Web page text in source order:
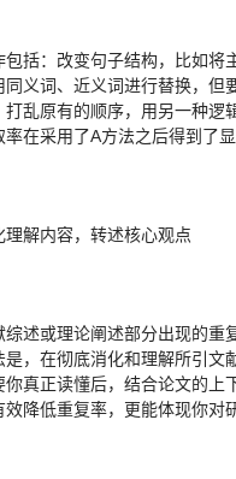
包括：改变句子结构，比如将
同义词、近义词进行替换，但
打乱原有的顺序，用另一种逻
率在采用了A方法之后得到了显
理解内容，转述核心观点
综述或理论阐述部分出现的重
是，在彻底消化和理解所引文
你真正读懂后，结合论文的上
效降低重复率，更能体现你对